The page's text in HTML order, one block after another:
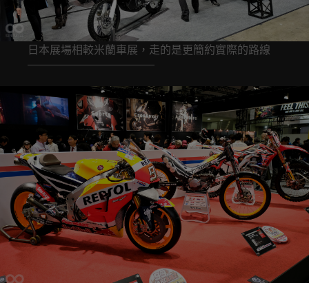
日本展場相較米蘭車展，走的是更簡約實際的路線